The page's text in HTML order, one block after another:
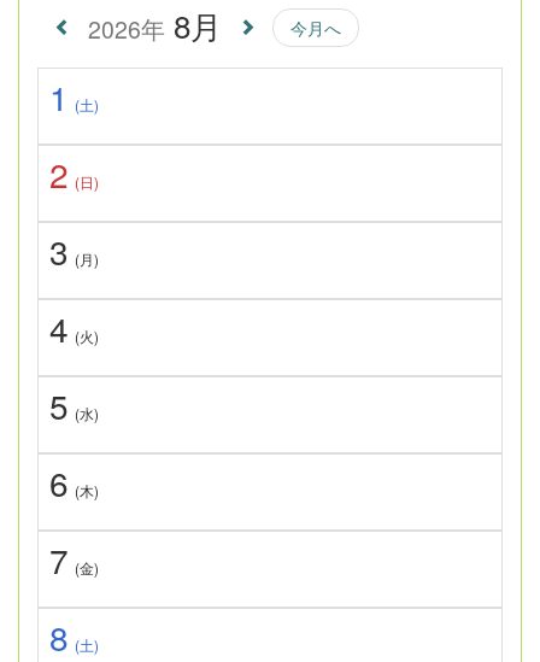
2026年 8月 今月へ
1 (土)
2 (日)
3 (月)
4 (火)
5 (水)
6 (木)
7 (金)
8 (土)